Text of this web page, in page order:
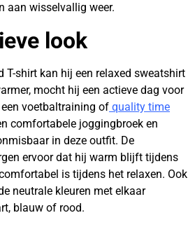
aan wisselvallig weer.
look
T-shirt kan hij een relaxed sweatshirt
mocht hij een actieve dag voor
voetbaltraining of quality time
comfortabele joggingbroek en
in deze outfit. De
ervoor dat hij warm blijft tijdens
is tijdens het relaxen. Ook
neutrale kleuren met elkaar
blauw of rood.